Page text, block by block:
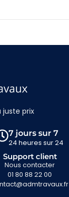
juste prix
7 jours sur 7
24 heures sur 24
Support client
Nous contacter
01 80 88 22 00